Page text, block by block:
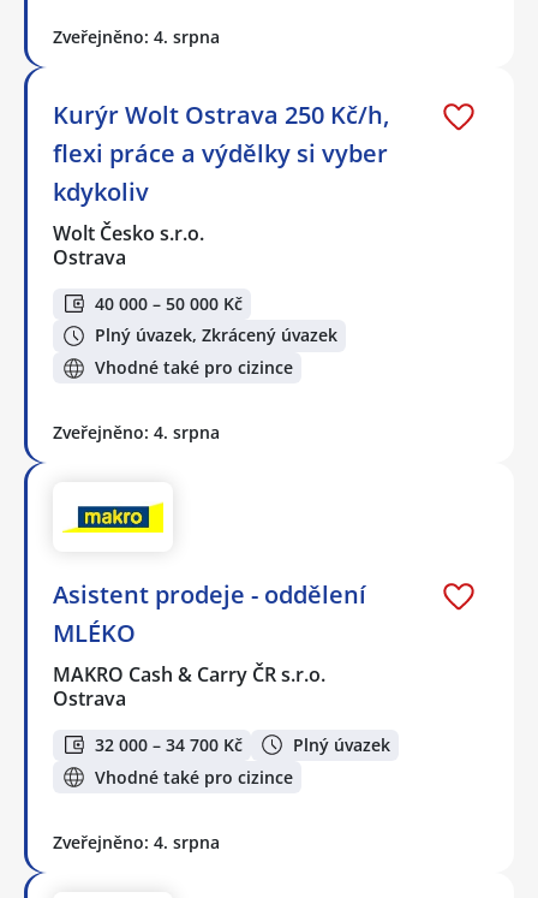
Zveřejněno: 4. srpna
Kurýr Wolt Ostrava 250 Kč/h,
flexi práce a výdělky si vyber
kdykoliv
Wolt Česko s.r.o.
Ostrava
40 000 – 50 000 Kč
Plný úvazek, Zkrácený úvazek
Vhodné také pro cizince
Zveřejněno: 4. srpna
Asistent prodeje - oddělení
MLÉKO
MAKRO Cash & Carry ČR s.r.o.
Ostrava
32 000 – 34 700 Kč
Plný úvazek
Vhodné také pro cizince
Zveřejněno: 4. srpna